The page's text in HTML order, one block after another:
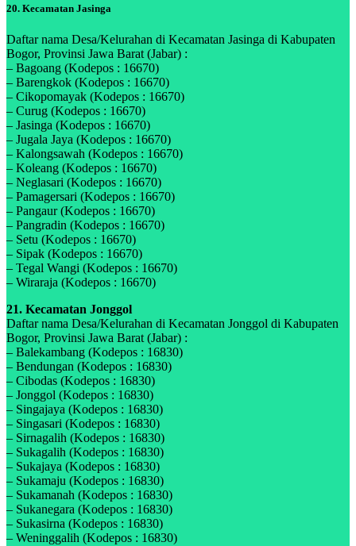
20. Kecamatan Jasinga
Daftar nama Desa/Kelurahan di Kecamatan Jasinga di Kabupaten
Bogor, Provinsi Jawa Barat (Jabar) :
– Bagoang (Kodepos : 16670)
– Barengkok (Kodepos : 16670)
– Cikopomayak (Kodepos : 16670)
– Curug (Kodepos : 16670)
– Jasinga (Kodepos : 16670)
– Jugala Jaya (Kodepos : 16670)
– Kalongsawah (Kodepos : 16670)
– Koleang (Kodepos : 16670)
– Neglasari (Kodepos : 16670)
– Pamagersari (Kodepos : 16670)
– Pangaur (Kodepos : 16670)
– Pangradin (Kodepos : 16670)
– Setu (Kodepos : 16670)
– Sipak (Kodepos : 16670)
– Tegal Wangi (Kodepos : 16670)
– Wiraraja (Kodepos : 16670)
21. Kecamatan Jonggol
Daftar nama Desa/Kelurahan di Kecamatan Jonggol di Kabupaten
Bogor, Provinsi Jawa Barat (Jabar) :
– Balekambang (Kodepos : 16830)
– Bendungan (Kodepos : 16830)
– Cibodas (Kodepos : 16830)
– Jonggol (Kodepos : 16830)
– Singajaya (Kodepos : 16830)
– Singasari (Kodepos : 16830)
– Sirnagalih (Kodepos : 16830)
– Sukagalih (Kodepos : 16830)
– Sukajaya (Kodepos : 16830)
– Sukamaju (Kodepos : 16830)
– Sukamanah (Kodepos : 16830)
– Sukanegara (Kodepos : 16830)
– Sukasirna (Kodepos : 16830)
– Weninggalih (Kodepos : 16830)